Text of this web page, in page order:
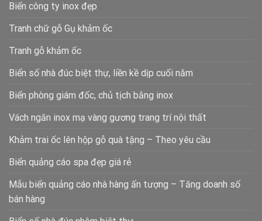
Biển công ty inox đẹp
Tranh chữ gỗ Gụ khảm ốc
Tranh gỗ khảm ốc
Biển số nhà đúc biệt thự, liền kề dịp cuối năm
Biển phòng giám đốc, chủ tịch bằng inox
Vách ngăn inox mạ vàng gương trang trí nội thất
Khảm trai ốc lên hộp gỗ quà tặng – Theo yêu cầu
Biển quảng cáo spa đẹp giá rẻ
Mẫu biển quảng cáo nhà hàng ấn tượng – Tăng doanh số
bán hàng